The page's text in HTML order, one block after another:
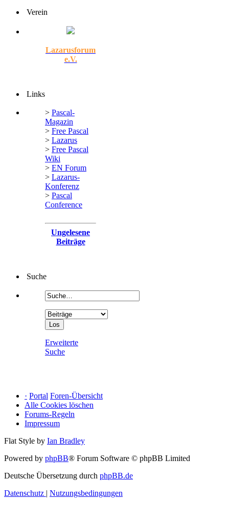
Verein
Lazarusforum
e.V.
Links
> Pascal-
Magazin
> Free Pascal
> Lazarus
> Free Pascal
Wiki
> EN Forum
> Lazarus-
Konferenz
> Pascal
Conference
Ungelesene
Beiträge
Suche
Erweiterte
Suche
· Portal Foren-Übersicht
Alle Cookies löschen
Forums-Regeln
Impressum
Flat Style by Ian Bradley
Powered by phpBB® Forum Software © phpBB Limited
Deutsche Übersetzung durch phpBB.de
Datenschutz
Nutzungsbedingungen